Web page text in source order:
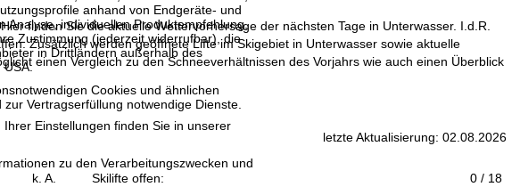
anhand von Endgeräte- und
Analyse, individuellen Produktempfehlung,
Zustimmung (jederzeit widerrufbar), die
in Drittländern außerhalb des
Cookies und ähnlichen
Vertragserfüllung notwendige Dienste.
Einstellungen finden Sie in unserer
zu den Verarbeitungszwecken und
finden Sie die aktuelle Wettervorhersage der nächsten Tage in Unterwasser. I.d.R.
Zusätzlich werden geöffnete Lifte im Skigebiet in Unterwasser sowie aktuelle
einen Vergleich zu den Schneeverhältnissen des Vorjahrs wie auch einen Überblick
letzte Aktualisierung: 02.08.2026
k. A. Skilifte offen: 0 / 18